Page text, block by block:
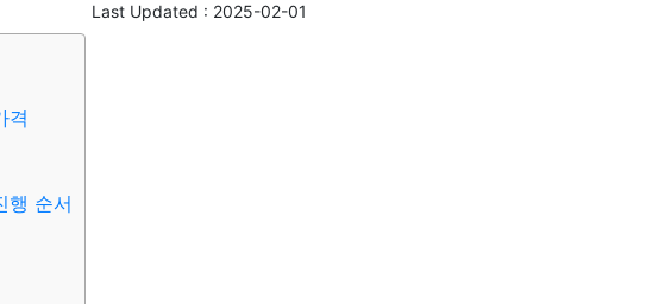
Last Updated : 2025-02-01
격
행 순서